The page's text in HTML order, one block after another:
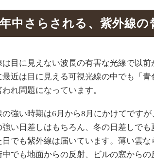
年中さらされる、紫外線の
は目に見えない波長の有害な光線で以前
最近は目に見える可視光線の中でも「
われ問題になっています。
の強い時期は6月から8月にかけてですが
強い日差しはもちろん、冬の日差しで
日でも紫外線は届いています。薄い雲な
中でも地面からの反射、ビルの窓から